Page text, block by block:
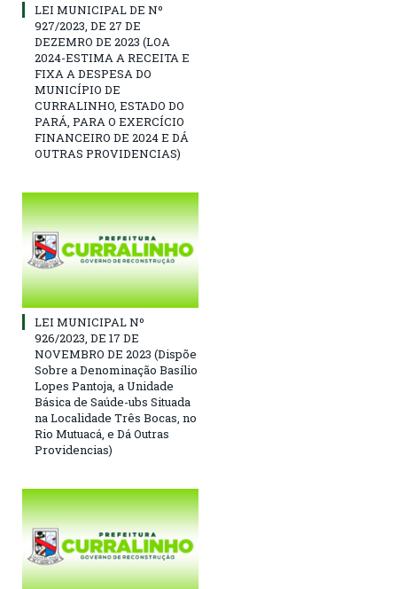
LEI MUNICIPAL DE Nº
927/2023, DE 27 DE
DEZEMRO DE 2023 (LOA
2024-ESTIMA A RECEITA E
FIXA A DESPESA DO
MUNICÍPIO DE
CURRALINHO, ESTADO DO
PARÁ, PARA O EXERCÍCIO
FINANCEIRO DE 2024 E DÁ
OUTRAS PROVIDENCIAS)
LEI MUNICIPAL Nº
926/2023, DE 17 DE
NOVEMBRO DE 2023 (Dispõe
Sobre a Denominação Basílio
Lopes Pantoja, a Unidade
Básica de Saúde-ubs Situada
na Localidade Três Bocas, no
Rio Mutuacá, e Dá Outras
Providencias)